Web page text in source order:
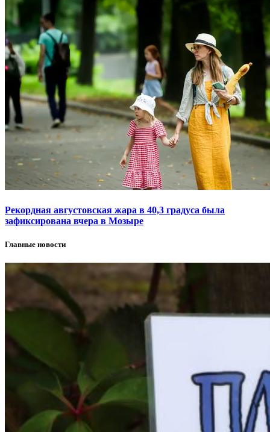
Рекордная августовская жара в 40,3 градуса была
зафиксирована вчера в Мозыре
Главные новости